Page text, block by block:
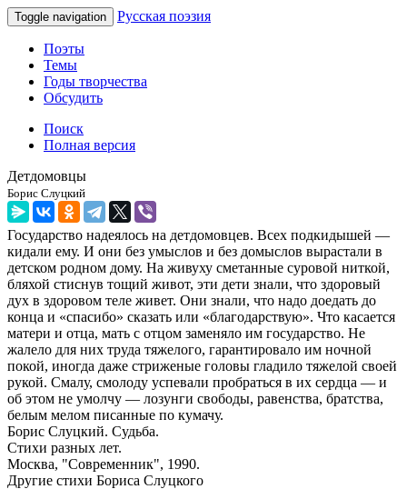
Toggle navigation Русская поэзия
Поэты
Темы
Годы творчества
Обсудить
Поиск
Полная версия
Детдомовцы
Борис Слуцкий
Государство надеялось на детдомовцев. Всех подкидышей —
кидали ему. И они без умыслов и без домыслов вырастали в
детском родном дому. На живуху сметанные суровой ниткой,
бляхой стиснув тощий живот, эти дети знали, что здоровый
дух в здоровом теле живет. Они знали, что надо доедать до
конца и «спасибо» сказать или «благодарствую». Что касается
матери и отца, мать с отцом заменяло им государство. Не
жалело для них труда тяжелого, гарантировало им ночной
покой, иногда даже стриженые головы гладило тяжелой своей
рукой. Смалу, смолоду успевали пробраться в их сердца — и
об этом не умолчу — лозунги свободы, равенства, братства,
белым мелом писанные по кумачу.
Борис Слуцкий. Судьба.
Стихи разных лет.
Москва, "Современник", 1990.
Другие стихи Бориса Слуцкого